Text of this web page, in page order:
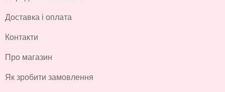
Доставка і оплата
Контакти
Про магазин
Як зробити замовлення